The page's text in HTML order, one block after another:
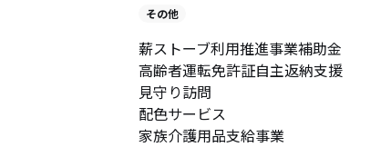
その他
薪ストーブ利用推進事業補助金
高齢者運転免許証自主返納支援
見守り訪問
配色サービス
家族介護用品支給事業